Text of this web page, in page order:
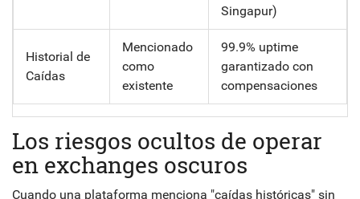
Singapur)
Historial de
Caídas
Mencionado
como
existente
99.9% uptime
garantizado con
compensaciones
Los riesgos ocultos de operar
en exchanges oscuros
Cuando una plataforma menciona "caídas históricas" sin